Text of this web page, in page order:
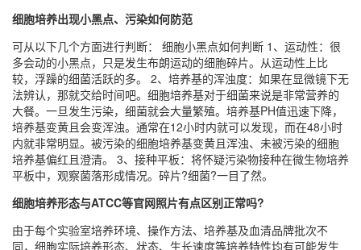
细胞培养出现小黑点、污染如何防范
可从以下几个方面进行判断： 细胞小黑点如何判断 1、运动性：很
多会动的小黑点，只是发生布朗运动的细胞碎片。从运动性上比
较，浮躁的细菌活跃的多。 2、培养基的浑浊度：如果在显微镜下无
法辨认，那就交给时间吧。细胞培养基对于细菌来说是非常营养的
大餐。一旦发生污染，细菌就会大量繁殖。培养基PH值迅速下降，
培养基变黄且会变浑浊。通常在12小时内就可以发现，而在48小时
内就非常明显。被污染的细胞培养基变黄且浑浊、未被污染的细胞
培养基偏红且澄清。 3、接种平板：将怀疑污染物接种在微生物培养
平板中，观察菌落形成情况。碎片?细菌?一目了然。
细胞培养形态与ATCC等官网照片有点区别正常吗?
由于每个实验室培养环境、操作方法、培养基及血清品牌批次不
同，细胞实际培养形态、状态、生长速度等培养特性均有可能发生